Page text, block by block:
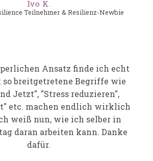
Ivo K.
Teilnehmer & Resilienz-Newbie
Ansatz finde ich echt
so breitgetretene Begriffe wie
Jetzt", "Stress reduzieren",
etc. machen endlich wirklich
weiß nun, wie ich selber in
daran arbeiten kann. Danke
dafür.